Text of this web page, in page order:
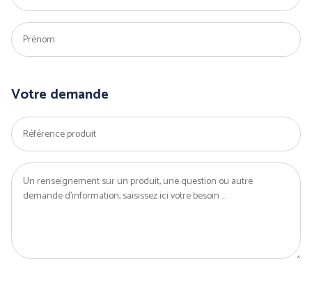
ERGONOMIE et AIDE AU
TRAVAIL
PRÉVENTION et
Par marque :
Votre demande